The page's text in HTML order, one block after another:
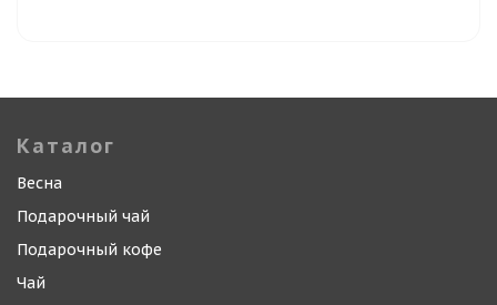
Каталог
Весна
Подарочный чай
Подарочный кофе
Чай